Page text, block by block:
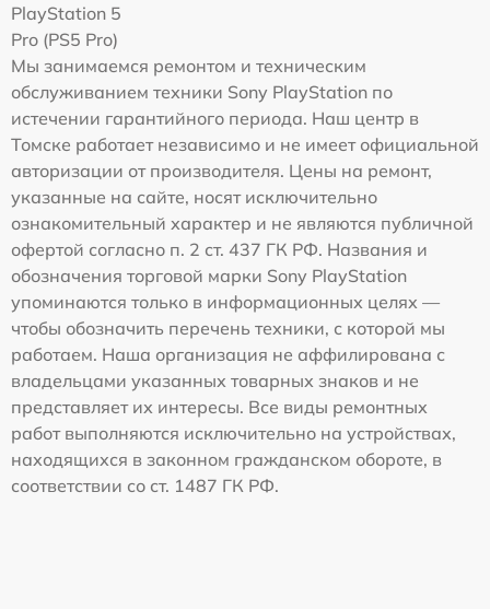
PlayStation 5
Pro (PS5 Pro)
Мы занимаемся ремонтом и техническим
обслуживанием техники Sony PlayStation по
истечении гарантийного периода. Наш центр в
Томске работает независимо и не имеет официальной
авторизации от производителя. Цены на ремонт,
указанные на сайте, носят исключительно
ознакомительный характер и не являются публичной
офертой согласно п. 2 ст. 437 ГК РФ. Названия и
обозначения торговой марки Sony PlayStation
упоминаются только в информационных целях —
чтобы обозначить перечень техники, с которой мы
работаем. Наша организация не аффилирована с
владельцами указанных товарных знаков и не
представляет их интересы. Все виды ремонтных
работ выполняются исключительно на устройствах,
находящихся в законном гражданском обороте, в
соответствии со ст. 1487 ГК РФ.